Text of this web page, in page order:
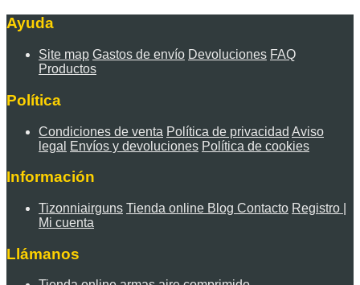
Ayuda
Site map Gastos de envío Devoluciones FAQ
Productos
Política
Condiciones de venta Política de privacidad Aviso
legal
Envíos y devoluciones Política de cookies
Información
Tizonniairguns Tienda online Blog Contacto Registro |
Mi cuenta
Llámanos